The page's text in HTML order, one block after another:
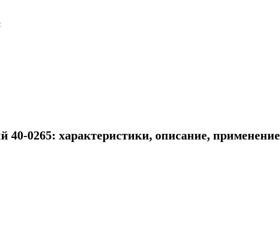
0265: характеристики, описание, применение